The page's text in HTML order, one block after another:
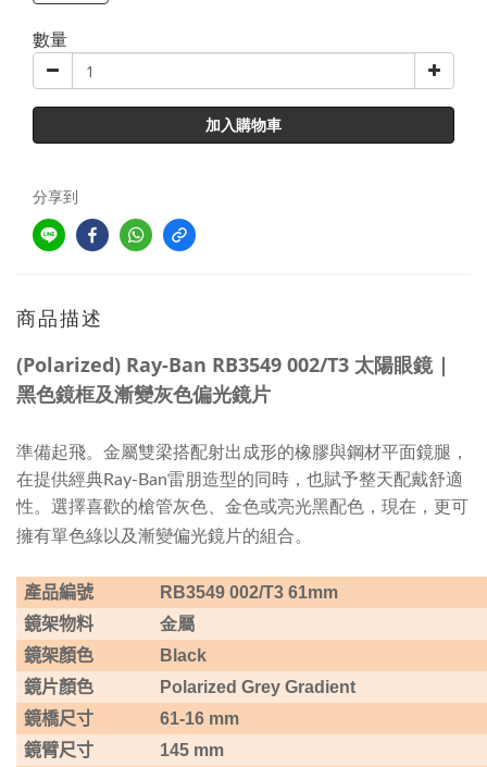
數量
加入購物車
分享到
商品描述
(Polarized) Ray-Ban RB3549 002/T3 太陽眼鏡 |
黑色鏡框及漸變灰色偏光鏡片
準備起飛。金屬雙梁搭配射出成形的橡膠與鋼材平面鏡腿，
在提供經典Ray-Ban雷朋造型的同時，也賦予整天配戴舒適
性。選擇喜歡的槍管灰色、金色或亮光黑配色，現在，更可
擁有單色綠以及漸變偏光鏡片的組合。
產品編號
RB3549 002/T3 61mm
鏡架物料
金屬
鏡架顏色
Black
鏡片顏色
Polarized Grey Gradient
鏡橋尺寸
61-16 mm
鏡臂尺寸
145 mm